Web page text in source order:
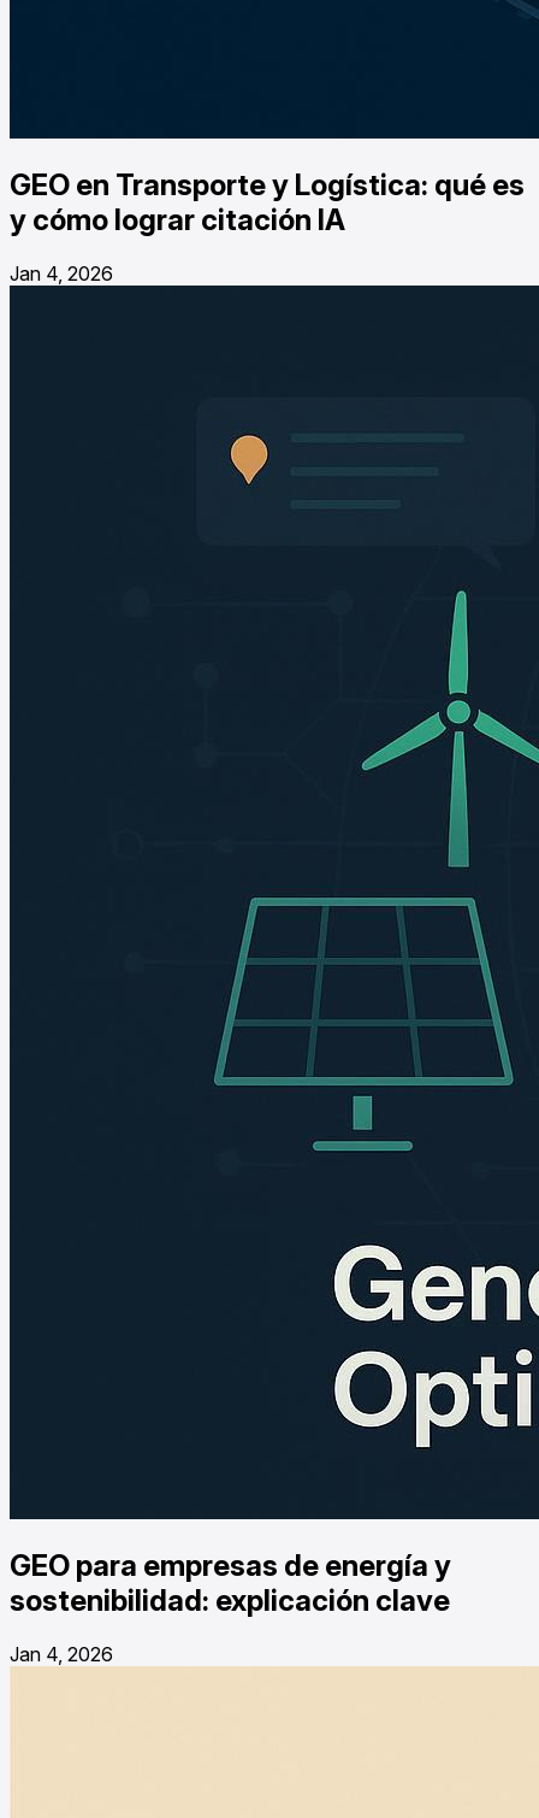
GEO en Transporte y Logística: qué es
y cómo lograr citación IA
Jan 4, 2026
GEO para empresas de energía y
sostenibilidad: explicación clave
Jan 4, 2026